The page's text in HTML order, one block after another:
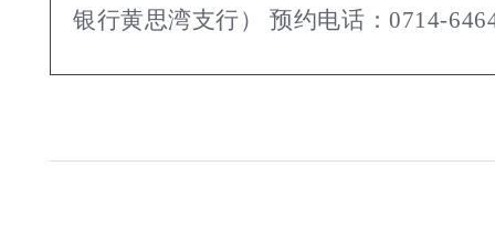
银行黄思湾支行） 预约电话：0714-